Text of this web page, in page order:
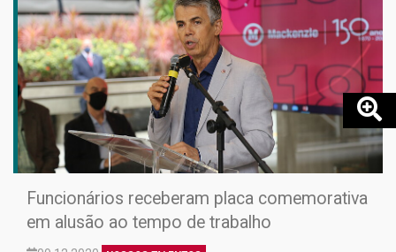
Funcionários receberam placa comemorativa
em alusão ao tempo de trabalho